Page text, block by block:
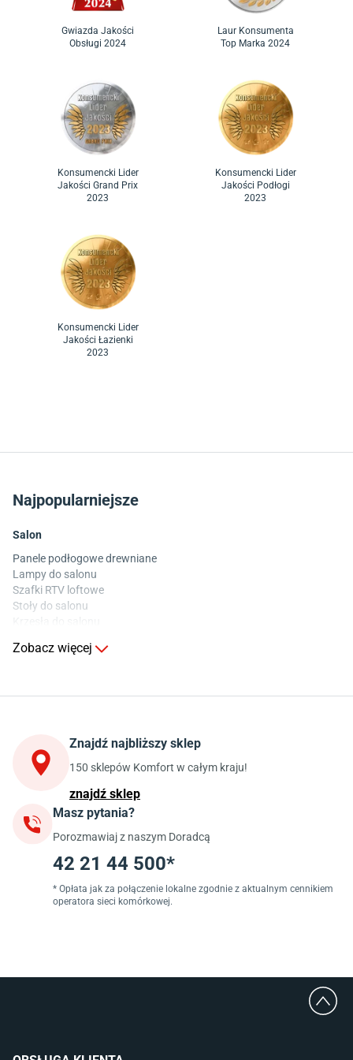
Gwiazda Jakości
Obsługi 2024
Laur Konsumenta
Top Marka 2024
Konsumencki Lider
Jakości Grand Prix
2023
Konsumencki Lider
Jakości Podłogi
2023
Konsumencki Lider
Jakości Łazienki
2023
Najpopularniejsze
Salon
Panele podłogowe drewniane
Lampy do salonu
Szafki RTV loftowe
Stoły do salonu
Stoły do kuchni
Szafki kuchenne wiszące (górne)
Szafki pod zlewozmywak
Blaty kuchenne laminowane
Jadalnia
Stoły do jadalni
Krzesła do jadalni
Dywany szare
Lampy w stylu loftowym
Lampy wiszące do jadalni
Zobacz więcej
Znajdź najbliższy sklep
150 sklepów Komfort w całym kraju!
znajdź sklep
Masz pytania?
Porozmawiaj z naszym Doradcą
42 21 44 500*
* Opłata jak za połączenie lokalne zgodnie z aktualnym cennikiem
operatora sieci komórkowej.